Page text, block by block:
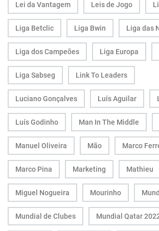
Lei da Vantagem Leis de Jogo
Liga Betclic Liga Bwin Liga das
Liga dos Campeões Liga Europa
Liga Sabseg Link To Leaders
Luciano Gonçalves Luís Aguilar
Luís Godinho Man In The Middle
Manuel Oliveira Mão Marco
Marco Pina Marketing Mathieu
Miguel Nogueira Mourinho
Mundial de Clubes Mundial Qatar